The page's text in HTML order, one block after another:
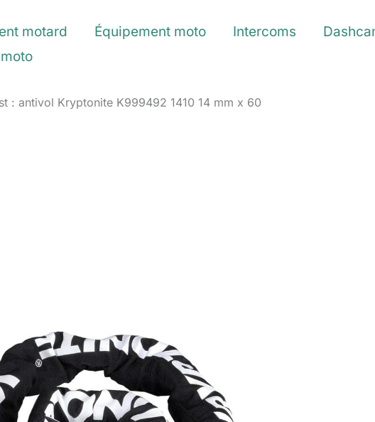
motard Équipement moto Intercoms
: antivol Kryptonite K999492 1410 14 mm x 60